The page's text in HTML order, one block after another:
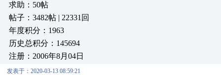
求助：50帖
帖子：3482帖 | 22331回
年度积分：1963
历史总积分：145694
注册：2006年8月04日
发表于：2020-03-13 08:59:21